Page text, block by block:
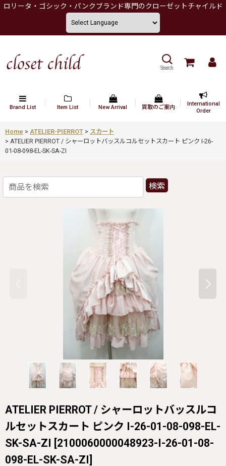
ロリータ・ゴシック・パンクブランド専門のクローゼットチャイルド
Search
Brand List Item List New Arrival 買取のご案内
International
Order
Home > ATELIER-PIERROT > スカート
> ATELIER PIERROT / シャーロットバッスルコルセットスカート ピンク I-26-
01-08-098-EL-SK-SA-ZI
検索
ATELIER PIERROT / シャーロットバッスルコ
ルセットスカート ピンク I-26-01-08-098-EL-
SK-SA-ZI [2100060000048923-I-26-01-08-
098-EL-SK-SA-ZI]